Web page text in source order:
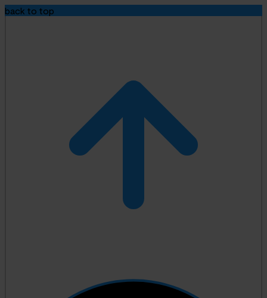
back to top